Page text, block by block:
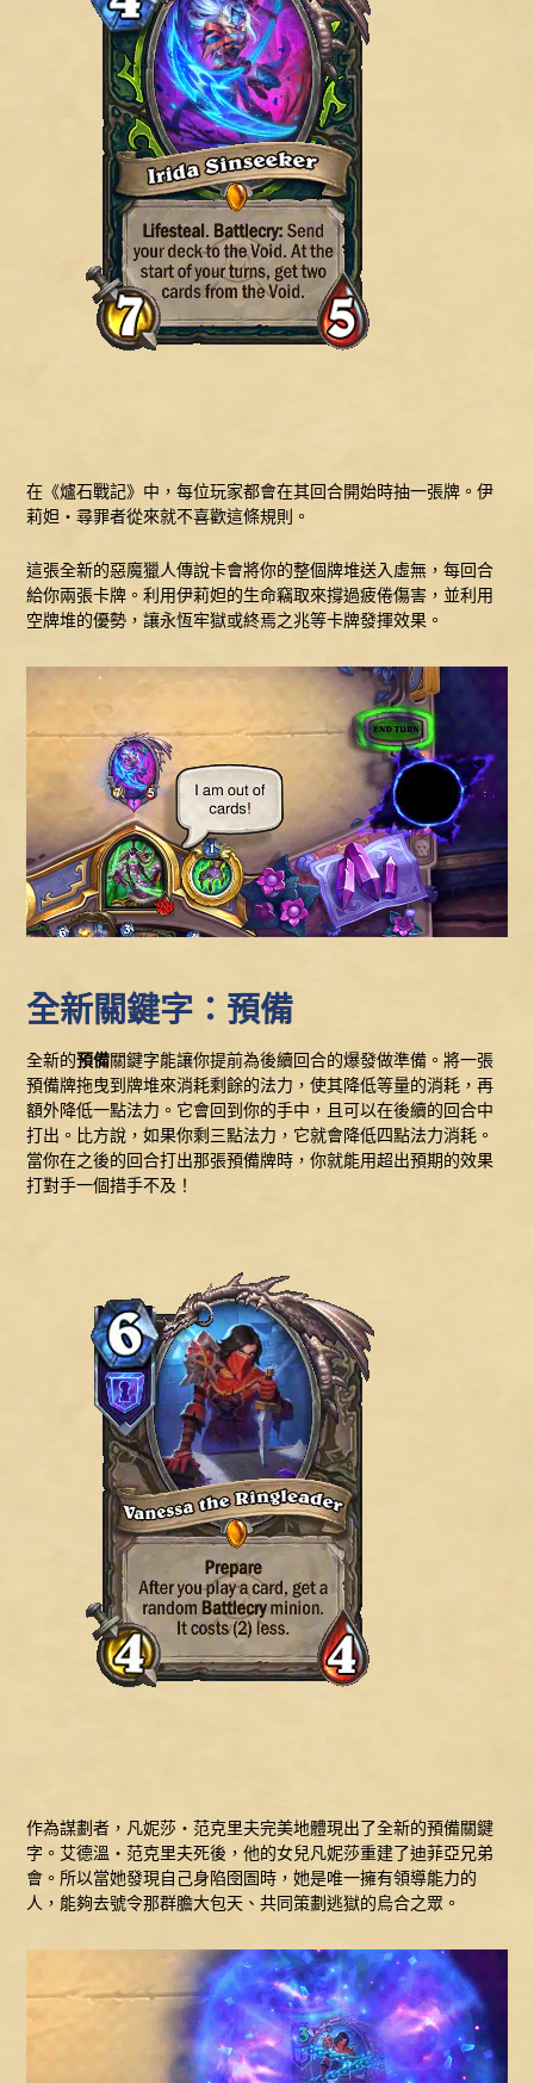
在《爐石戰記》中，每位玩家都會在其回合開始時抽一張牌。伊
莉妲‧尋罪者從來就不喜歡這條規則。
這張全新的惡魔獵人傳說卡會將你的整個牌堆送入虛無，每回合
給你兩張卡牌。利用伊莉妲的生命竊取來撐過疲倦傷害，並利用
空牌堆的優勢，讓永恆牢獄或終焉之兆等卡牌發揮效果。
全新關鍵字：預備
全新的預備關鍵字能讓你提前為後續回合的爆發做準備。將一張
預備牌拖曳到牌堆來消耗剩餘的法力，使其降低等量的消耗，再
額外降低一點法力。它會回到你的手中，且可以在後續的回合中
打出。比方說，如果你剩三點法力，它就會降低四點法力消耗。
當你在之後的回合打出那張預備牌時，你就能用超出預期的效果
打對手一個措手不及！
作為謀劃者，凡妮莎‧范克里夫完美地體現出了全新的預備關鍵
字。艾德溫‧范克里夫死後，他的女兒凡妮莎重建了迪菲亞兄弟
會。所以當她發現自己身陷囹圄時，她是唯一擁有領導能力的
人，能夠去號令那群膽大包天、共同策劃逃獄的烏合之眾。